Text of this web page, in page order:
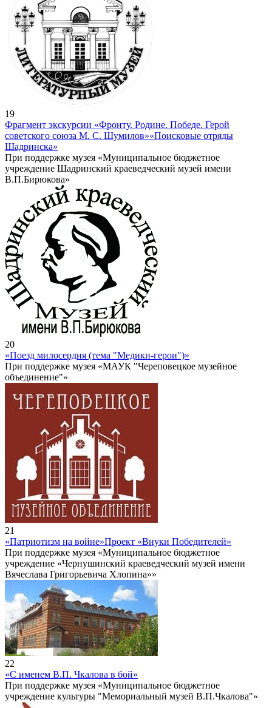
19
Фрагмент экскурсии «Фронту. Родине. Победе. Герой
советского союза М. С. Шумилов»«Поисковые отряды
Шадринска»
При поддержке музея «Муниципальное бюджетное
учреждение Шадринский краеведческий музей имени
В.П.Бирюкова»
20
«Поезд милосердия (тема "Медики-герои")»
При поддержке музея «МАУК "Череповецкое музейное
объединение"»
21
«Патриотизм на войне»Проект «Внуки Победителей»
При поддержке музея «Муниципальное бюджетное
учреждение «Чернушинский краеведческий музей имени
Вячеслава Григорьевича Хлопина»»
22
«С именем В.П. Чкалова в бой»
При поддержке музея «Муниципальное бюджетное
учреждение культуры "Мемориальный музей В.П.Чкалова"»